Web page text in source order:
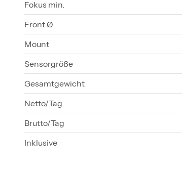
Fokus min.
Front Ø
Mount
Sensorgröße
Gesamtgewicht
Netto/Tag
Brutto/Tag
Inklusive